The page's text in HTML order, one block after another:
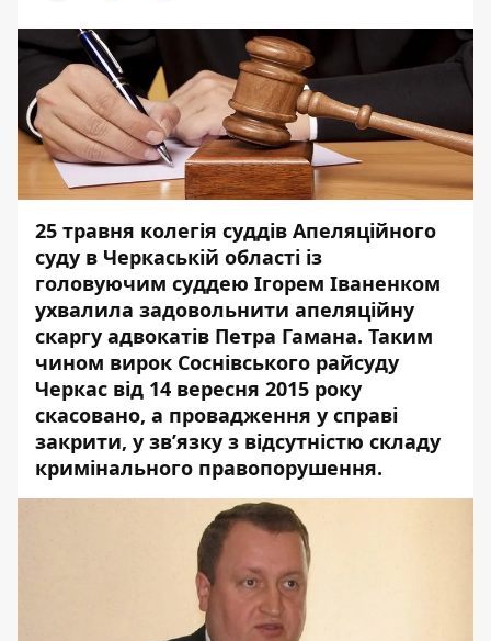
25 травня колегія суддів Апеляційного
суду в Черкаській області із
головуючим суддею Ігорем Іваненком
ухвалила задовольнити апеляційну
скаргу адвокатів Петра Гамана. Таким
чином вирок Соснівського райсуду
Черкас від 14 вересня 2015 року
скасовано, а провадження у справі
закрити, у зв’язку з відсутністю складу
кримінального правопорушення.